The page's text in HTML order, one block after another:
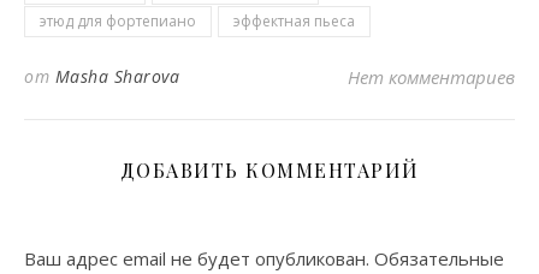
этюд для фортепиано
эффектная пьеса
от Masha Sharova Нет комментариев
ДОБАВИТЬ КОММЕНТАРИЙ
Ваш адрес email не будет опубликован. Обязательные